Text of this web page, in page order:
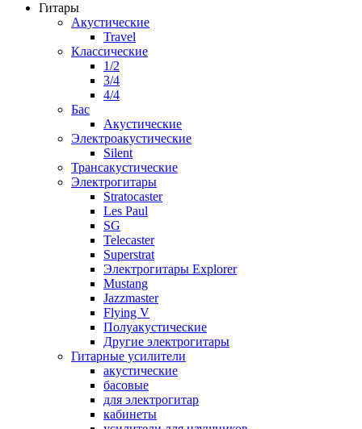
Гитары
Акустические
Travel
Классические
1/2
3/4
4/4
Бас
Акустические
Электроакустические
Silent
Трансакустические
Электрогитары
Stratocaster
Les Paul
SG
Telecaster
Superstrat
Электрогитары Explorer
Mustang
Jazzmaster
Flying V
Полуакустические
Другие электрогитары
Гитарные усилители
акустические
басовые
для электрогитар
кабинеты